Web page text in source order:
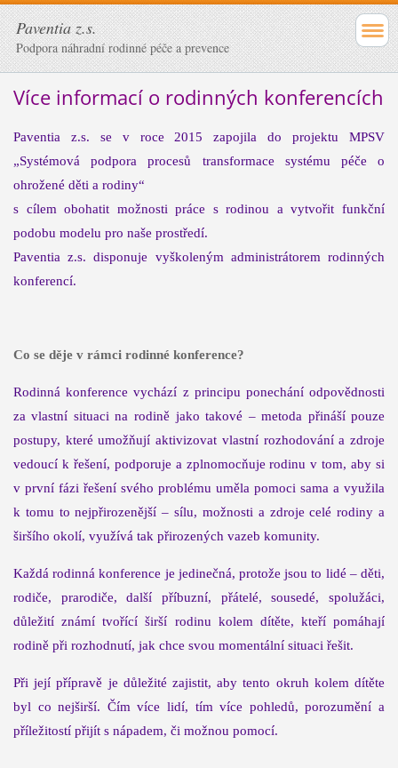
Paventia z.s.
Podpora náhradní rodinné péče a prevence
Více informací o rodinných konferencích
Paventia z.s. se v roce 2015 zapojila do projektu MPSV
„Systémová podpora procesů transformace systému péče o
ohrožené děti a rodiny“
s cílem obohatit možnosti práce s rodinou a vytvořit funkční
podobu modelu pro naše prostředí.
Paventia z.s. disponuje vyškoleným administrátorem rodinných
konferencí.
Co se děje v rámci rodinné konference?
Rodinná konference vychází z principu ponechání odpovědnosti
za vlastní situaci na rodině jako takové – metoda přináší pouze
postupy, které umožňují aktivizovat vlastní rozhodování a zdroje
vedoucí k řešení, podporuje a zplnomocňuje rodinu v tom, aby si
v první fázi řešení svého problému uměla pomoci sama a využila
k tomu to nejpřirozenější – sílu, možnosti a zdroje celé rodiny a
širšího okolí, využívá tak přirozených vazeb komunity.
Každá rodinná konference je jedinečná, protože jsou to lidé – děti,
rodiče, prarodiče, další příbuzní, přátelé, sousedé, spolužáci,
důležití známí tvořící širší rodinu kolem dítěte, kteří pomáhají
rodině při rozhodnutí, jak chce svou momentální situaci řešit.
Při její přípravě je důležité zajistit, aby tento okruh kolem dítěte
byl co nejširší. Čím více lidí, tím více pohledů, porozumění a
příležitostí přijít s nápadem, či možnou pomocí.